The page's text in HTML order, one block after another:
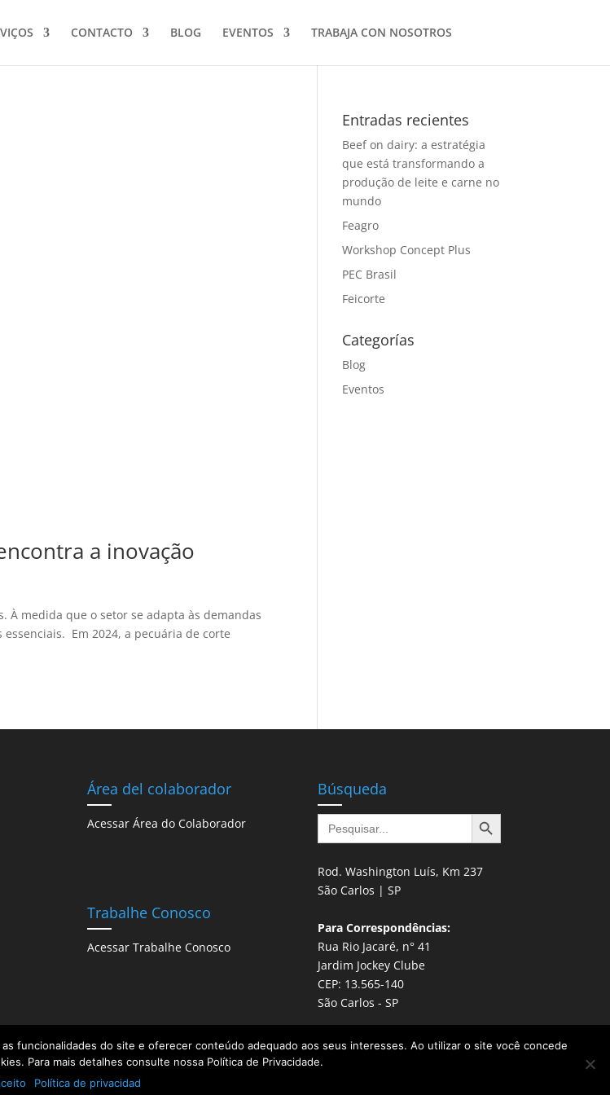
CONTACTO BLOG EVENTOS TRABAJA CON NOSOTROS
a inovação
À medida que o setor se adapta às demandas
Em 2024, a pecuária de corte
Entradas recientes
Beef on dairy: a estratégia
que está transformando a
produção de leite e carne no
mundo
Feagro
Workshop Concept Plus
PEC Brasil
Feicorte
Categorías
Blog
Eventos
Área del colaborador
Acessar Área do Colaborador
Trabalhe Conosco
Acessar Trabalhe Conosco
Búsqueda
Buscar: Botón de búsqueda
Rod. Washington Luís, Km 237
São Carlos | SP
Para Correspondências:
Rua Rio Jacaré, n° 41
Jardim Jockey Clube
CEP: 13.565-140
São Carlos - SP
funcionalidades do site e oferecer conteúdo adequado aos seus interesses. Ao utilizar o site você concede
Para mais detalhes consulte nossa Política de Privacidade.
Política de privacidad